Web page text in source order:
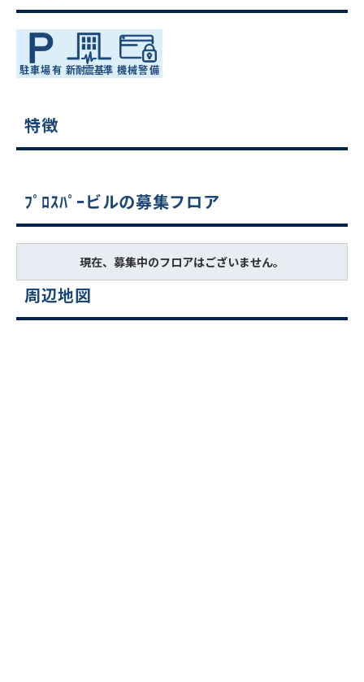
特徴
ﾌﾟﾛｽﾊﾟｰビルの募集フロア
現在、募集中のフロアはございません。
周辺地図